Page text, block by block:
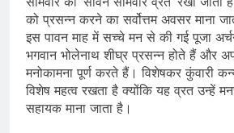
प्रावधान
को प्रसन्न करने का सर्वोत्तम अवसर माना
इस पावन माह में सच्चे मन से की गई पूजा
भगवान भोलेनाथ शीघ्र प्रसन्न होते हैं और
मनोकामना पूर्ण करते हैं। विशेषकर कुंवारी
विशेष महत्व रखता है क्योंकि यह व्रत उन्हें
सहायक माना जाता है।